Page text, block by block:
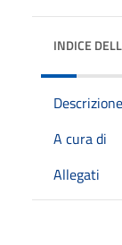
INDICE
Descrizione
A cura di
Allegati